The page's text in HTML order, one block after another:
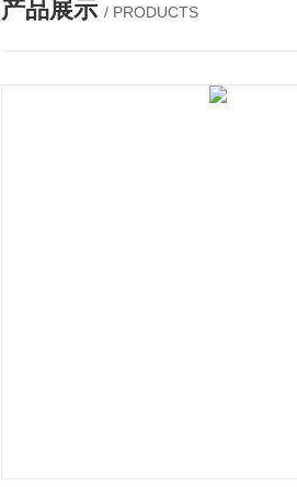
产品展示 / PRODUCTS